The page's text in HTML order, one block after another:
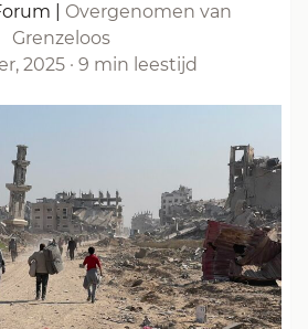
Overgenomen van
Grenzeloos
2025 · 9 min leestijd